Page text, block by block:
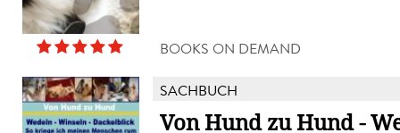
BOOKS ON DEMAND
SACHBUCH
Von Hund zu Hund -